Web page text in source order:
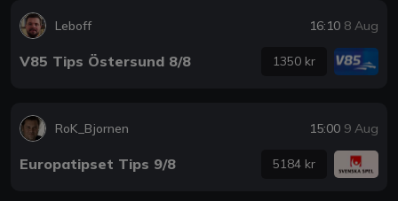
Leboff 16:10 8 Aug
V85 Tips Östersund 8/8 1350 kr
RoK_Bjornen 15:00 9 Aug
Europatipset Tips 9/8 5184 kr